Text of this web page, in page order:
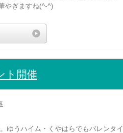
やぎますね(^-^)
ト開催
ゆうハイム・くやはらでもバレンタイ